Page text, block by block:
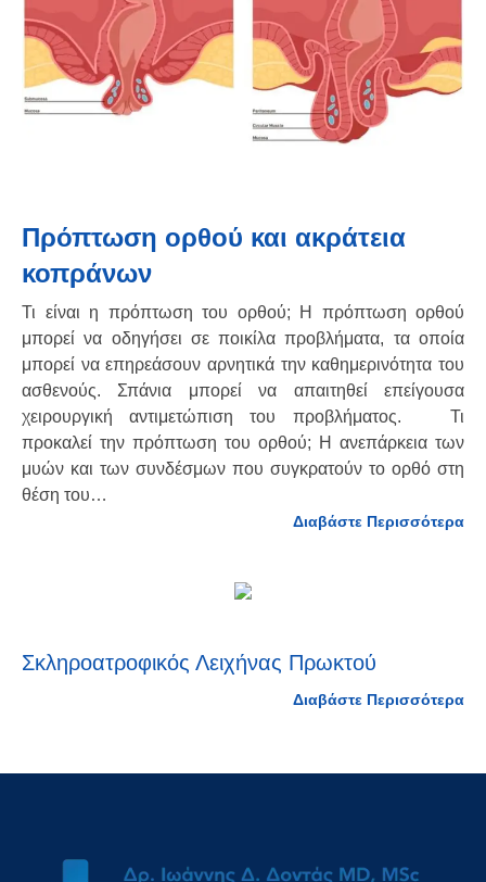
Πρόπτωση ορθού και ακράτεια
κοπράνων
Τι είναι η πρόπτωση του ορθού; Η πρόπτωση ορθού
μπορεί να οδηγήσει σε ποικίλα προβλήματα, τα οποία
μπορεί να επηρεάσουν αρνητικά την καθημερινότητα του
ασθενούς. Σπάνια μπορεί να απαιτηθεί επείγουσα
χειρουργική αντιμετώπιση του προβλήματος. Τι
προκαλεί την πρόπτωση του ορθού; Η ανεπάρκεια των
μυών και των συνδέσμων που συγκρατούν το ορθό στη
θέση του…
Διαβάστε Περισσότερα
Σκληροατροφικός Λειχήνας Πρωκτού
Διαβάστε Περισσότερα